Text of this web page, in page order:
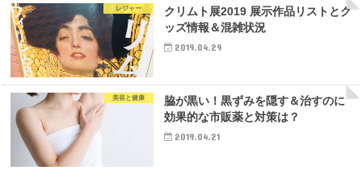
レジャー
クリムト展2019 展示作品リストとグ
ッズ情報＆混雑状況
2019.04.29
美容と健康
脇が黒い！黒ずみを隠す＆治すのに
効果的な市販薬と対策は？
2019.04.21